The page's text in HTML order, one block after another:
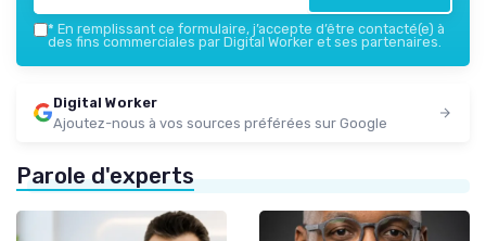
* En remplissant ce formulaire, j’accepte d’être contacté(e) à
des fins commerciales par Digital Worker et ses partenaires.
Digital Worker
Ajoutez-nous à vos sources préférées sur Google
Parole d'experts